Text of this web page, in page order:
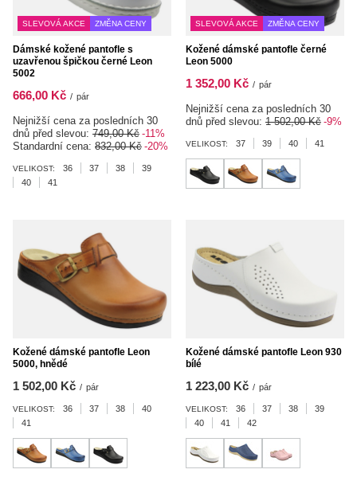
SLEVOVÁ AKCE ZMĚNA CENY
Dámské kožené pantofle s
uzavřenou špičkou černé Leon
5002
666,00 Kč / pár
Nejnižší cena za posledních 30
dnů před slevou: 749,00 Kč -11%
Standardní cena: 832,00 Kč -20%
VELIKOST: 36 37 38
39
40
41
SLEVOVÁ AKCE ZMĚNA CENY
Kožené dámské pantofle černé
Leon 5000
1 352,00 Kč / pár
Nejnižší cena za posledních 30
dnů před slevou: 1 502,00 Kč -9%
VELIKOST: 37 39 40 41
Kožené dámské pantofle Leon
5000, hnědé
1 502,00 Kč / pár
VELIKOST: 36 37 38
40
41
Kožené dámské pantofle Leon 930
bílé
1 223,00 Kč / pár
VELIKOST: 36 37 38
39
40
41 42